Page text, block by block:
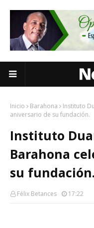
Inicio Barahona
Instituto
aniversario de su fundación.
Instituto
Barahona
su fundación.
Félix Betances 17:22